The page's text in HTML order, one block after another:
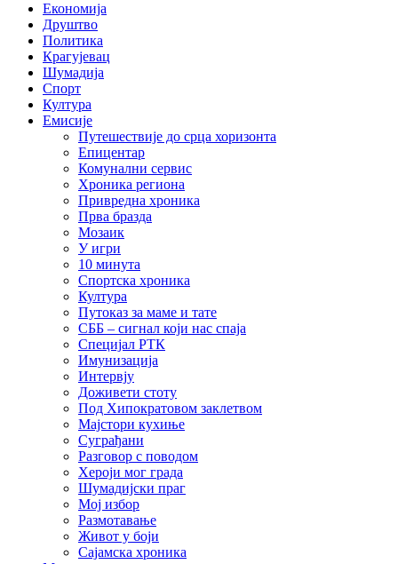
Економија
Друштво
Политика
Крагујевац
Шумадија
Спорт
Култура
Емисије
Путешествије до срца хоризонта
Епицентар
Комунални сервис
Хроника региона
Привредна хроника
Прва бразда
Мозаик
У игри
10 минута
Спортска хроника
Култура
Путоказ за маме и тате
СББ – сигнал који нас спаја
Специјал РТК
Имунизација
Интервју
Доживети стоту
Под Хипократовом заклетвом
Мајстори кухиње
Суграђани
Разговор с поводом
Хероји мог града
Шумадијски праг
Мој избор
Размотавање
Живот у боји
Сајамска хроника